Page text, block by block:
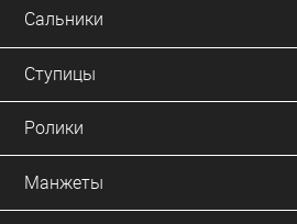
Сальники
Ступицы
Ролики
Манжеты